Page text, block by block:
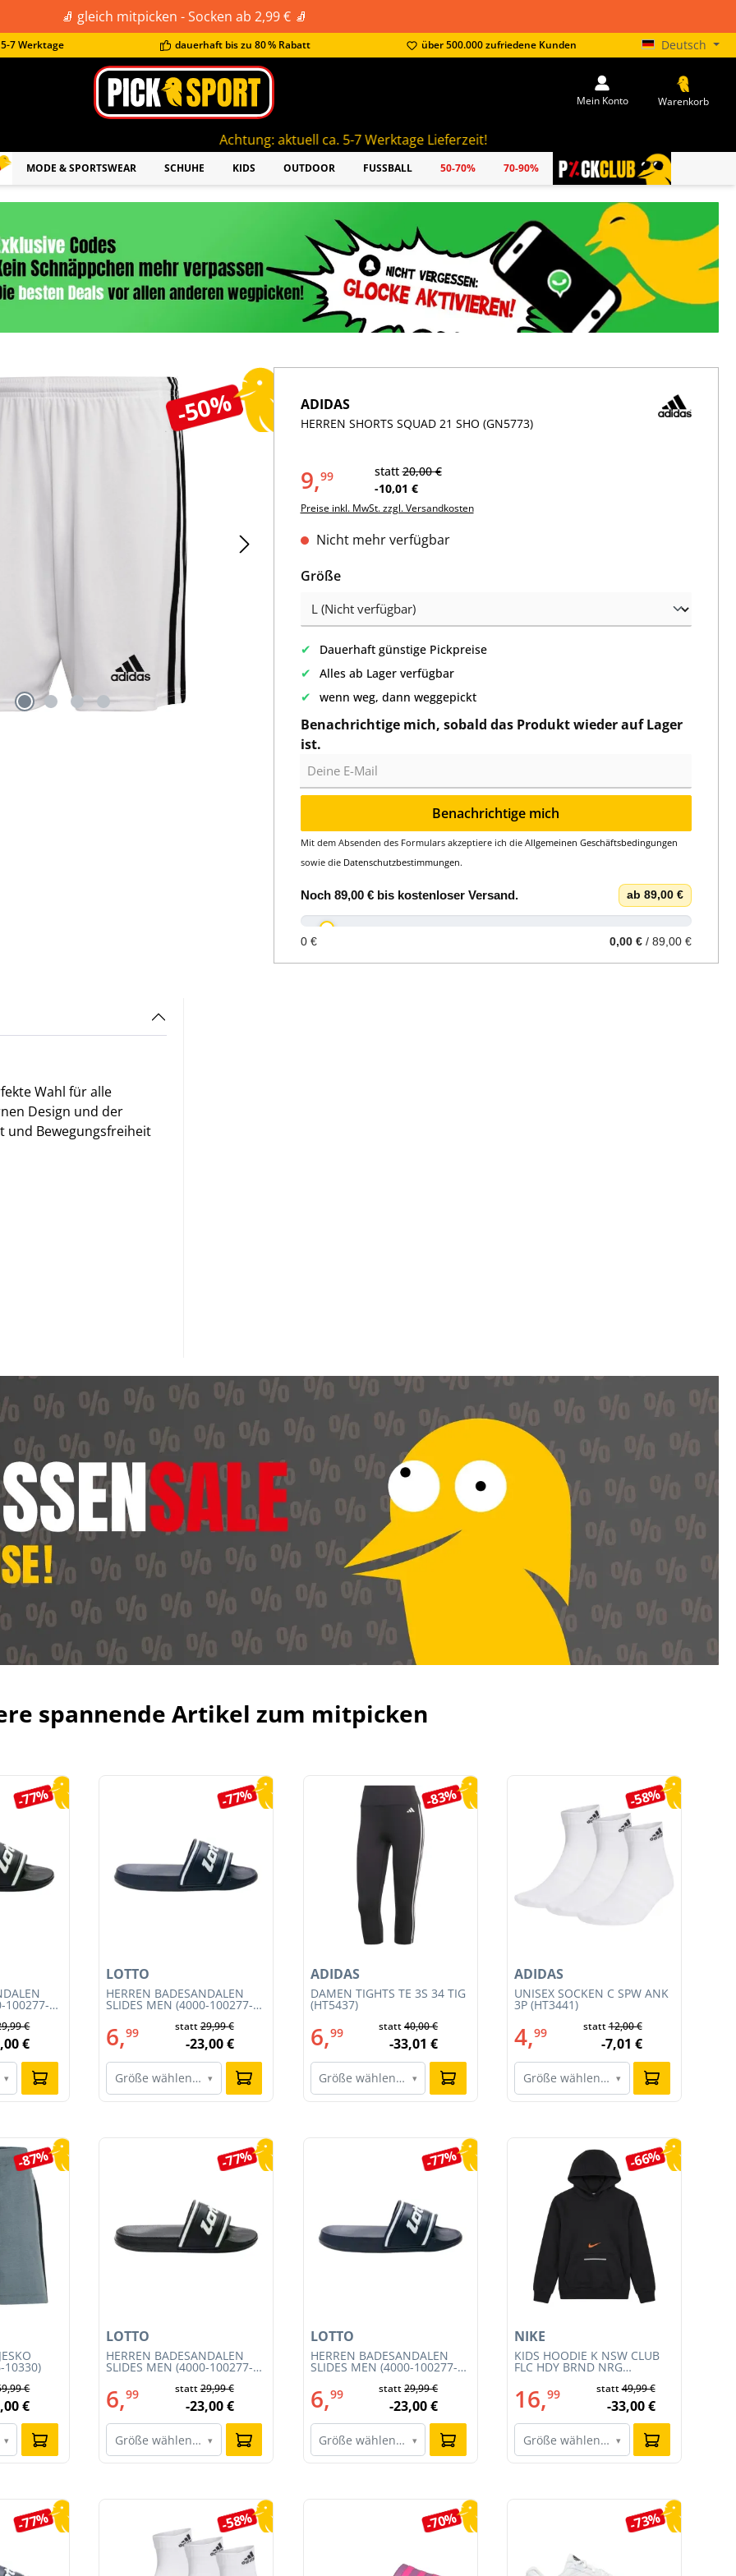
🧦 gleich mitpicken - Socken ab 2,99 € 🧦
7 Werktage dauerhaft bis zu 80 % Rabatt über 500.000 zufriedene Kunden Deutsch
Achtung: aktuell ca. 5-7 Werktage Lieferzeit!
Mein Konto Warenkorb
MODE & SPORTSWEAR SCHUHE KIDS OUTDOOR FUSSBALL 50-70% 70-90% PICKCLUB
-50%
ADIDAS
HERREN SHORTS SQUAD 21 SHO (GN5773)
9,99 statt20,00 €
-10,01 €
Preise inkl. MwSt. zzgl. Versandkosten
Nicht mehr verfügbar
Größeauswählen
✔ Dauerhaft günstige Pickpreise
✔ Alles ab Lager verfügbar
✔ wenn weg, dann weggepickt
Benachrichtige mich, sobald das Produkt wieder auf Lager
ist.
Benachrichtige mich
Mit dem Absenden des Formulars akzeptiere ich die Allgemeinen Geschäftsbedingungen
sowie die Datenschutzbestimmungen.
Noch 89,00 €bis kostenloser Versand. ab 89,00 €
0 € 0,00 € / 89,00 €
Wahl für alle
Design und der
und Bewegungsfreiheit
spannende Artikel zum mitpicken
-77%
100277-
€
€
▾
-77%
HERREN BADESANDALEN
SLIDES MEN (4000-100277-
LOTTO
6,99 statt29,99 €
-23,00 €
Größe wählen… ▾
-83%
DAMEN TIGHTS TE 3S 34 TIG
(HT5437)
ADIDAS
6,99 statt40,00 €
-33,01 €
Größe wählen… ▾
-58%
UNISEX SOCKEN C SPW ANK
3P (HT3441)
ADIDAS
4,99 statt12,00 €
-7,01 €
Größe wählen… ▾
-87%
10330)
€
€
▾
-77%
HERREN BADESANDALEN
SLIDES MEN (4000-100277-
LOTTO
6,99 statt29,99 €
-23,00 €
Größe wählen… ▾
-77%
HERREN BADESANDALEN
SLIDES MEN (4000-100277-
LOTTO
6,99 statt29,99 €
-23,00 €
Größe wählen… ▾
-66%
KIDS HOODIE K NSW CLUB
FLC HDY BRND NRG
NIKE
16,99 statt49,99 €
-33,00 €
Größe wählen… ▾
-77% -58% -70% -73%